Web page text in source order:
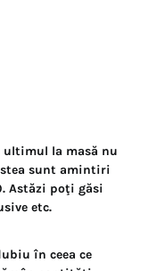
ultimul la masă nu
sunt amintiri
Astăzi poţi găsi
etc.
în ceea ce